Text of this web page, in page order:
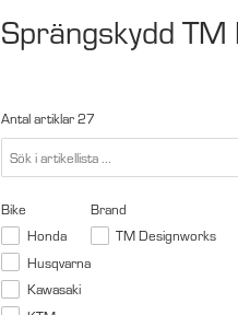
Sprängskydd
Antal artiklar27
Bike
Honda
Husqvarna
Kawasaki
Brand
TM Designworks